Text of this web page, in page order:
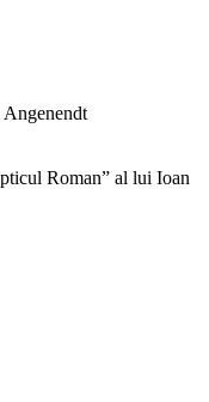
Roman” al lui Ioan